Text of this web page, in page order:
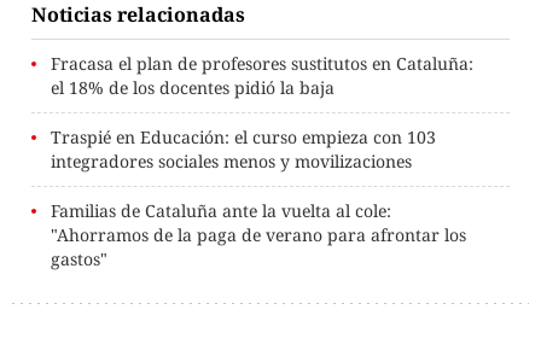
Noticias relacionadas
Fracasa el plan de profesores sustitutos en Cataluña:
el 18% de los docentes pidió la baja
Traspié en Educación: el curso empieza con 103
integradores sociales menos y movilizaciones
Familias de Cataluña ante la vuelta al cole:
"Ahorramos de la paga de verano para afrontar los
gastos"